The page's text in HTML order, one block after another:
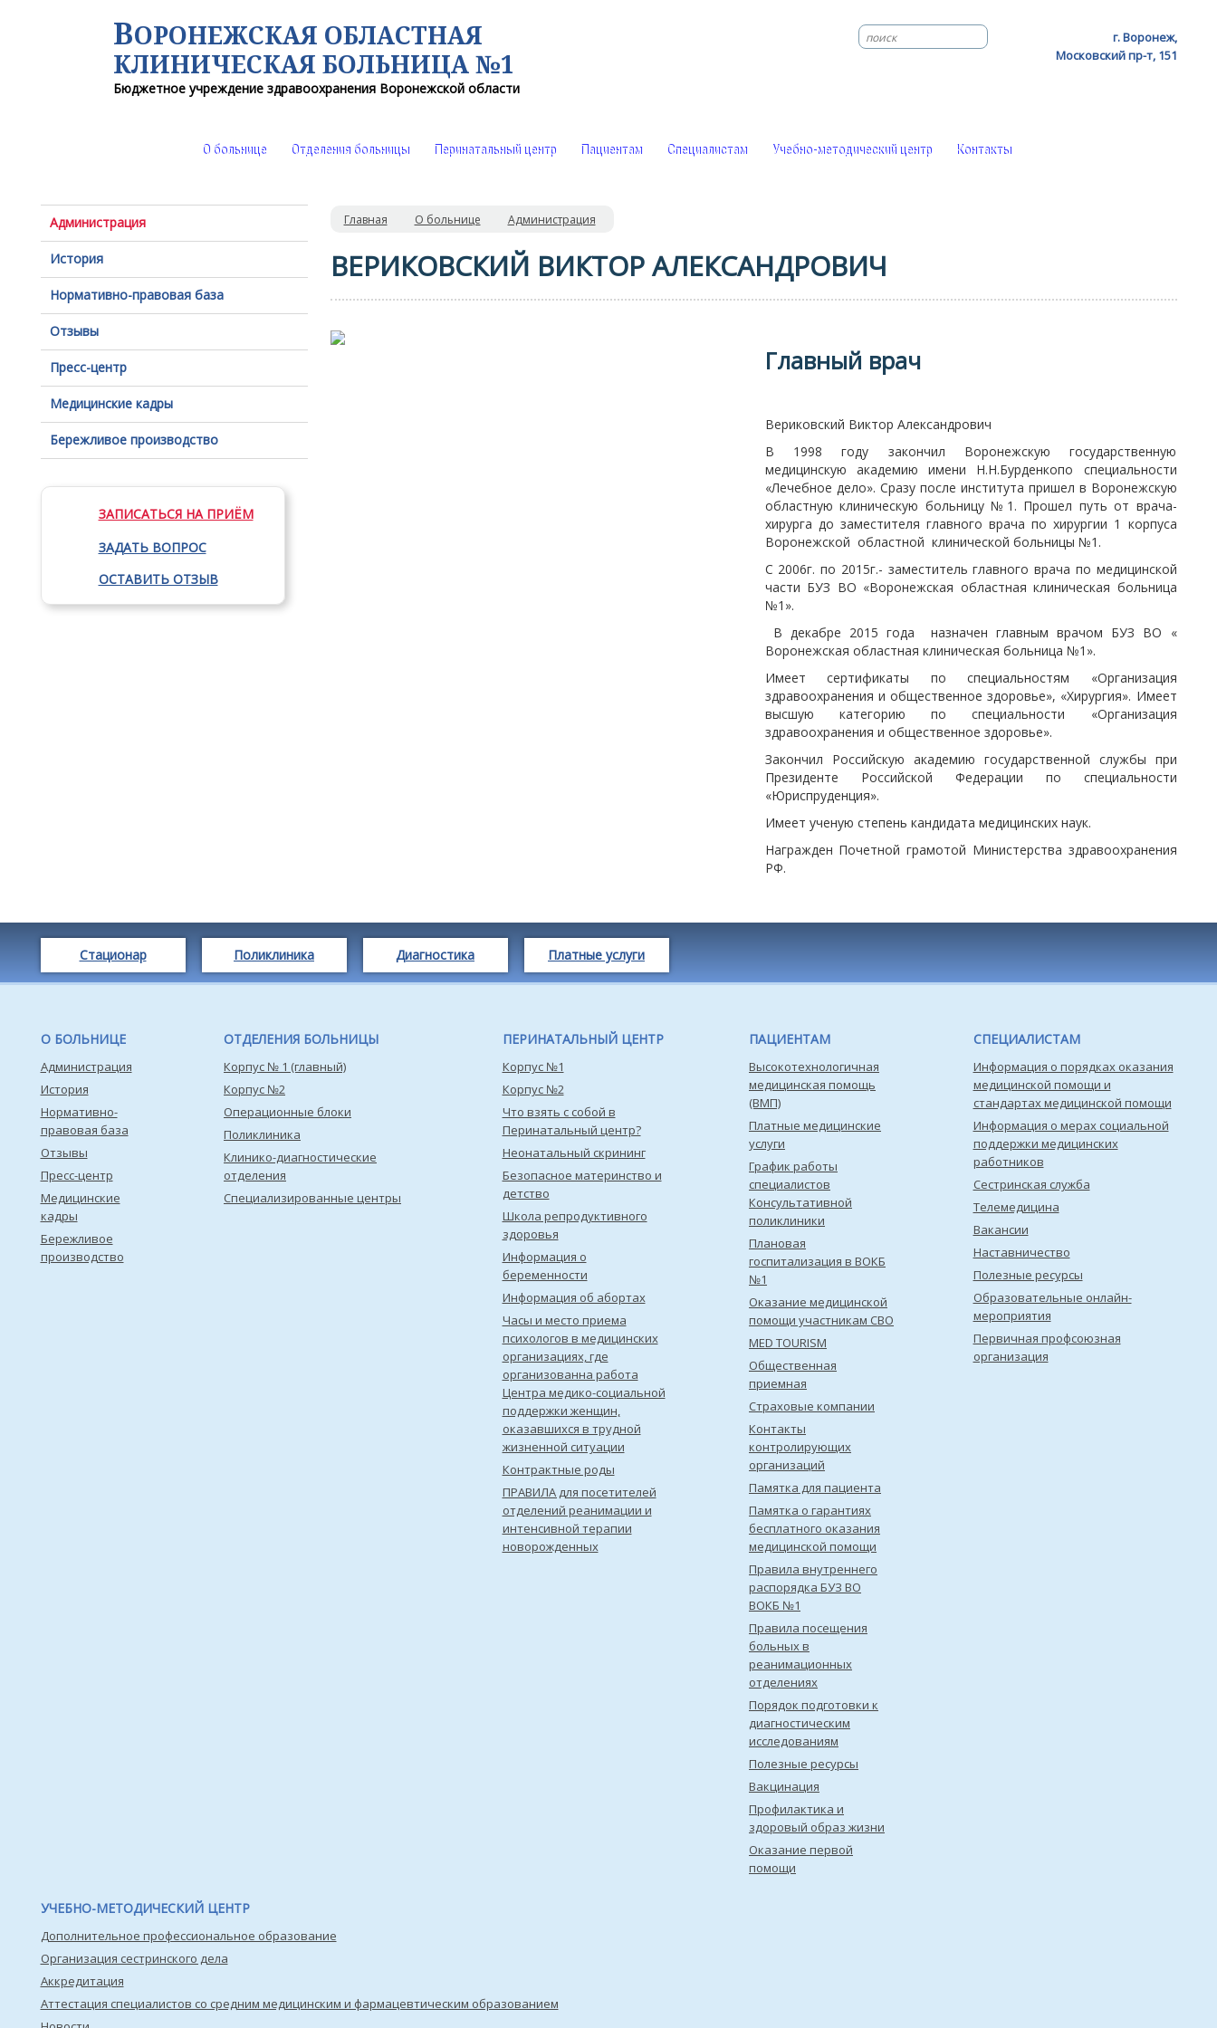
ВОРОНЕЖСКАЯ ОБЛАСТНАЯ
КЛИНИЧЕСКАЯ БОЛЬНИЦА №1
Бюджетное учреждение здравоохранения Воронежской области
г. Воронеж,
Московский пр-т, 151
О больнице Отделения больницы Перинатальный центр Пациентам Специалистам Учебно-методический центр Контакты
Администрация
История
Нормативно-правовая база
Отзывы
Пресс-центр
Медицинские кадры
Бережливое производство
ЗАПИСАТЬСЯ НА ПРИЁМ
ЗАДАТЬ ВОПРОС
ОСТАВИТЬ ОТЗЫВ
Главная О больнице Администрация
ВЕРИКОВСКИЙ ВИКТОР АЛЕКСАНДРОВИЧ
Главный врач
Вериковский Виктор Александрович
В 1998 году закончил Воронежскую государственную
медицинскую академию имени Н.Н.Бурденкопо специальности
«Лечебное дело». Сразу после института пришел в Воронежскую
областную клиническую больницу №1. Прошел путь от врача-
хирурга до заместителя главного врача по хирургии 1 корпуса
Воронежской областной клинической больницы №1.
С 2006г. по 2015г.- заместитель главного врача по медицинской
части БУЗ ВО «Воронежская областная клиническая больница
№1».
В декабре 2015 года назначен главным врачом БУЗ ВО «
Воронежская областная клиническая больница №1».
Имеет сертификаты по специальностям «Организация
здравоохранения и общественное здоровье», «Хирургия». Имеет
высшую категорию по специальности «Организация
здравоохранения и общественное здоровье».
Закончил Российскую академию государственной службы при
Президенте Российской Федерации по специальности
«Юриспруденция».
Имеет ученую степень кандидата медицинских наук.
Награжден Почетной грамотой Министерства здравоохранения
РФ.
Стационар Поликлиника Диагностика Платные услуги
О БОЛЬНИЦЕ
Администрация
История
Нормативно-
правовая база
Отзывы
Пресс-центр
Медицинские
кадры
Бережливое
производство
ОТДЕЛЕНИЯ БОЛЬНИЦЫ
Корпус № 1 (главный)
Корпус №2
Операционные блоки
Поликлиника
Клинико-диагностические
отделения
Специализированные центры
ПЕРИНАТАЛЬНЫЙ ЦЕНТР
Корпус №1
Корпус №2
Что взять с собой в
Перинатальный центр?
Неонатальный скрининг
Безопасное материнство и
детство
Школа репродуктивного
здоровья
Информация о
беременности
Информация об абортах
Часы и место приема
психологов в медицинских
организациях, где
организованна работа
Центра медико-социальной
поддержки женщин,
оказавшихся в трудной
жизненной ситуации
Контрактные роды
ПРАВИЛА для посетителей
отделений реанимации и
интенсивной терапии
новорожденных
ПАЦИЕНТАМ
Высокотехнологичная
медицинская помощь
(ВМП)
Платные медицинские
услуги
График работы
специалистов
Консультативной
поликлиники
Плановая
госпитализация в ВОКБ
№1
Оказание медицинской
помощи участникам СВО
MED TOURISM
Общественная
приемная
Страховые компании
Контакты
контролирующих
организаций
Памятка для пациента
Памятка о гарантиях
бесплатного оказания
медицинской помощи
Правила внутреннего
распорядка БУЗ ВО
ВОКБ №1
Правила посещения
больных в
реанимационных
отделениях
Порядок подготовки к
диагностическим
исследованиям
Полезные ресурсы
Вакцинация
Профилактика и
здоровый образ жизни
Оказание первой
помощи
СПЕЦИАЛИСТАМ
Информация о порядках оказания
медицинской помощи и
стандартах медицинской помощи
Информация о мерах социальной
поддержки медицинских
работников
Сестринская служба
Телемедицина
Вакансии
Наставничество
Полезные ресурсы
Образовательные онлайн-
мероприятия
Первичная профсоюзная
организация
УЧЕБНО-МЕТОДИЧЕСКИЙ ЦЕНТР
Дополнительное профессиональное образование
Организация сестринского дела
Аккредитация
Аттестация специалистов со средним медицинским и фармацевтическим образованием